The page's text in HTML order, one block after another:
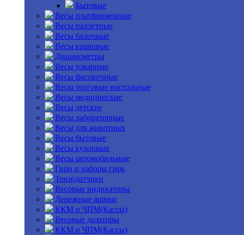
Бытовые
Весы платформенные
Весы паллетные
Весы балочные
Весы крановые
Динамометры
Весы товарные
Весы фасовочные
Весы торговые настольные
Весы медицинские
Весы детские
Весы лабораторные
Весы для животных
Весы бытовые
Весы кухонные
Весы автомобильные
Гири и наборы гирь
Тензодатчики
Весовые индикаторы
Денежные ящики
ККМ и ЧПМ(Кассы)
Весовые дозаторы
ККМ и ЧПМ(Кассы)